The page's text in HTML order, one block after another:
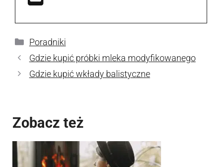
Kategorie
Poradniki
Gdzie kupić próbki mleka modyfikowanego
Gdzie kupić wkłady balistyczne
Zobacz też